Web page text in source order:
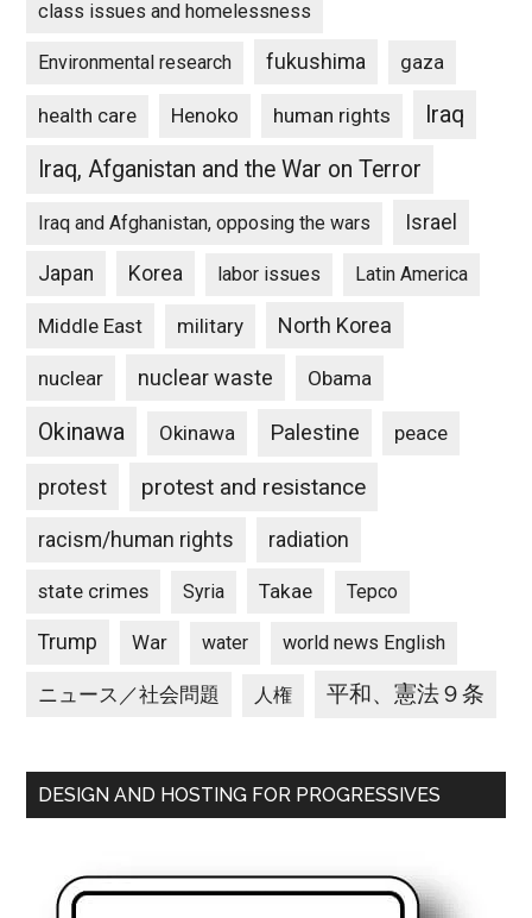
class issues and homelessness
Environmental research fukushima gaza
health care Henoko human rights
Iraq
Iraq, Afganistan and the War on Terror
Iraq and Afghanistan, opposing the wars Israel
Japan Korea labor issues Latin America
Middle East military North Korea
nuclear nuclear waste Obama
Okinawa Okinawa Palestine peace
protest protest and resistance
racism/human rights radiation
state crimes Syria Takae Tepco
Trump War water world news English
ニュース／社会問題 人権 平和、憲法９条
DESIGN AND HOSTING FOR PROGRESSIVES